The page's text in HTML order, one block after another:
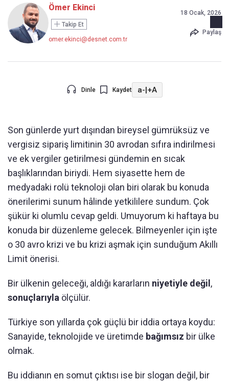
Ömer Ekinci
Takip Et
omer.ekinci@desnet.com.tr
18 Ocak, 2026
Paylaş
Dinle Kaydet a-|+A
Son günlerde yurt dışından bireysel gümrüksüz ve
vergisiz sipariş limitinin 30 avrodan sıfıra indirilmesi
ve ek vergiler getirilmesi gündemin en sıcak
başlıklarından biriydi. Hem siyasette hem de
medyadaki rolü teknoloji olan biri olarak bu konuda
önerilerimi sunum hâlinde yetkililere sundum. Çok
şükür ki olumlu cevap geldi. Umuyorum ki haftaya bu
konuda bir düzenleme gelecek. Bilmeyenler için işte
o 30 avro krizi ve bu krizi aşmak için sunduğum Akıllı
Limit önerisi.
Bir ülkenin geleceği, aldığı kararların niyetiyle değil ,
sonuçlarıyla ölçülür.
Türkiye son yıllarda çok güçlü bir iddia ortaya koydu:
Sanayide, teknolojide ve üretimde bağımsız bir ülke
olmak.
Bu iddianın en somut çıktısı ise bir slogan değil, bir